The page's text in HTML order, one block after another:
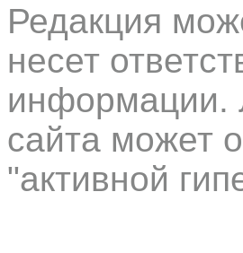
Редакция
несет
информации.
сайта может
"активной